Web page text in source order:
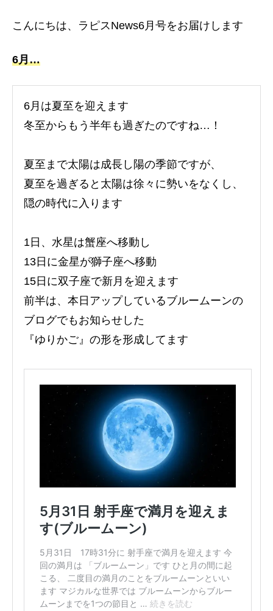
こんにちは、ラピスNews6月号をお届けします
6月…
6月は夏至を迎えます
冬至からもう半年も過ぎたのですね…！
夏至まで太陽は成長し陽の季節ですが、
夏至を過ぎると太陽は徐々に勢いをなくし、
隠の時代に入ります
1日、水星は蟹座へ移動し
13日に金星が獅子座へ移動
15日に双子座で新月を迎えます
前半は、本日アップしているブルームーンの
ブログでもお知らせした
『ゆりかご』の形を形成してます